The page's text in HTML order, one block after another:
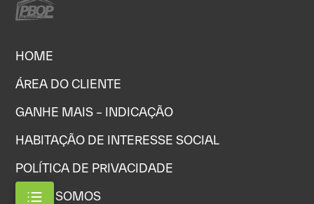
HOME
ÁREA DO CLIENTE
GANHE MAIS – INDICAÇÃO
HABITAÇÃO DE INTERESSE SOCIAL
POLÍTICA DE PRIVACIDADE
QUEM SOMOS